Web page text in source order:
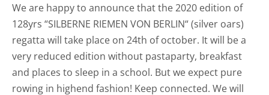
We are happy to announce that the 2020 edition of
128yrs “SILBERNE RIEMEN VON BERLIN“ (silver oars)
regatta will take place on 24th of october. It will be a
very reduced edition without pastaparty, breakfast
and places to sleep in a school. But we expect pure
rowing in highend fashion! Keep connected. We will